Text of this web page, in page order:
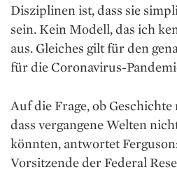
Disziplinen ist, dass sie
sein. Kein Modell, das ich
aus. Gleiches gilt für den
für die Coronavirus-
Auf die Frage, ob
dass vergangene Welten
könnten, antwortet
Vorsitzende der Federal